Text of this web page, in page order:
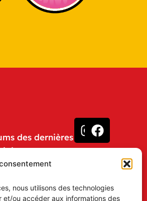
nous utilisons des technologies
ou accéder aux informations des
des dernières
et soyez